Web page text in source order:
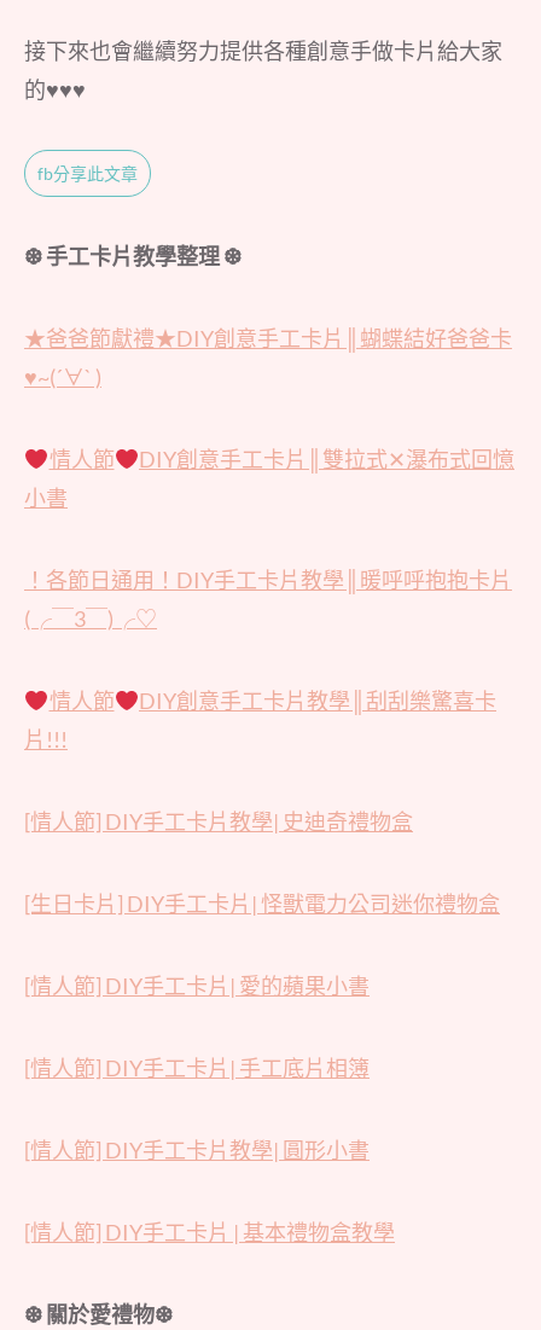
接下來也會繼續努力提供各種創意手做卡片給大家
的♥♥♥
fb分享此文章
❆ 手工卡片教學整理 ❆
★爸爸節獻禮★DIY創意手工卡片║蝴蝶結好爸爸卡
♥~(´∀` )
情人節
DIY創意手工卡片║雙拉式✕瀑布式回憶
小書
！各節日通用！DIY手工卡片教學║暖呼呼抱抱卡片
(╭￣3￣)╭♡
情人節
DIY創意手工卡片教學║刮刮樂驚喜卡
片!!!
[情人節] DIY手工卡片教學| 史迪奇禮物盒
[生日卡片] DIY手工卡片| 怪獸電力公司迷你禮物盒
[情人節] DIY手工卡片| 愛的蘋果小書
[情人節] DIY手工卡片| 手工底片相簿
[情人節] DIY手工卡片教學| 圓形小書
[情人節] DIY手工卡片 | 基本禮物盒教學
❆ 關於愛禮物❆